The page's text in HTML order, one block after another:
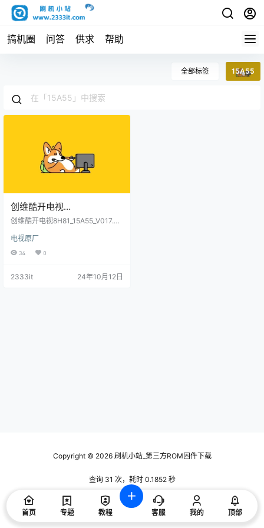
搞机圈 问答 供求 帮助
全部标签 15A55
创维酷开电视
8H81_15A55_V017.012.070_
机包
创维酷开电视8H81_15A55_V017.01
机包
电视原厂
34 0
2333it 24年10月12日
Copyright © 2026刷机小站_第三方ROM固件下载
查询 31 次，耗时 0.1852 秒
首页 专题 教程 客服 我的 顶部